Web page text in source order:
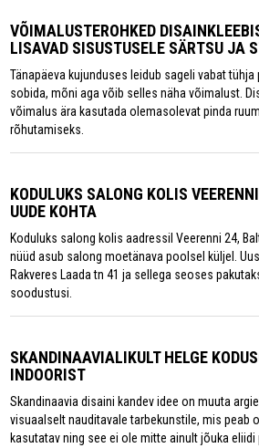
VÕIMALUSTEROHKED
LISAVAD SISUSTUSELE SÄRTSU JA
Tänapäeva kujunduses leidub sageli vabat
sobida, mõni aga võib selles näha võimalust.
võimalus ära kasutada olemasolevat pinda
rõhutamiseks.
KODULUKS SALONG KOLIS
UUDE KOHTA
Koduluks salong kolis aadressil Veerenni 24,
nüüd asub salong moetänava poolsel küljel.
Rakveres Laada tn 41 ja sellega seoses
soodustusi.
SKANDINAAVIALIKULT HELGE
INDOORIST
Skandinaavia disaini kandev idee on muuta
visuaalselt nauditavale tarbekunstile, mis peab
kasutatav ning see ei ole mitte ainult jõuka eliidi